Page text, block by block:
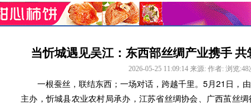
当忻城遇见吴江：东西部丝绸产业携手 共
2026-05-25 11:09:14 来源: 作者: 浏览:48
一根蚕丝，联结东西；一场对话，跨越千里。5月21日，
主办，忻城县农业农村局承办，江苏省丝绸协会、广西茧丝